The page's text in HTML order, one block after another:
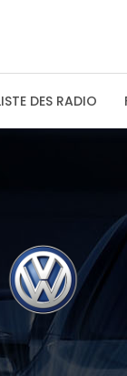
DES RADIO